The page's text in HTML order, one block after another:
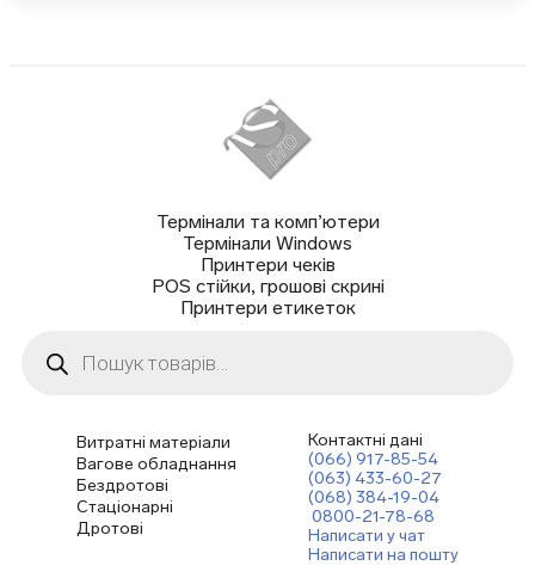
Термінали та комп’ютери
Термінали Windows
Принтери чеків
POS стійки, грошові скрині
Принтери етикеток
товарів
Витратні матеріали
Вагове обладнання
Бездротові
Стаціонарні
Дротові
Контактні дані
(066) 917-85-54
(063) 433-60-27
(068) 384-19-04
0800-21-78-68
Написати у чат
Написати на пошту